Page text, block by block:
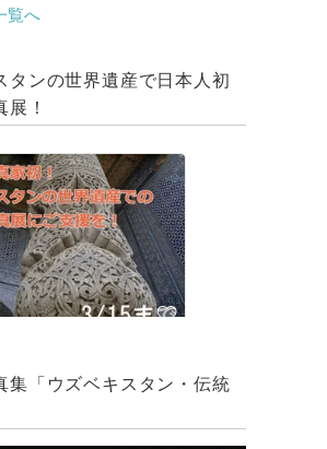
覧へ
タンの世界遺産で日本人初
展！
集「ウズベキスタン・伝統